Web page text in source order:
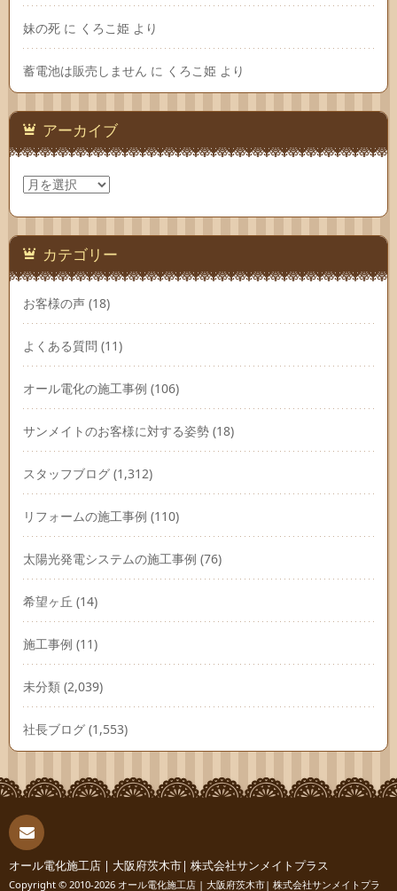
妹の死 に くろこ姫 より
蓄電池は販売しません に くろこ姫 より
アーカイブ
ア
ー
カ
イ
ブ カテゴリー
お客様の声 (18)
よくある質問 (11)
オール電化の施工事例 (106)
サンメイトのお客様に対する姿勢 (18)
スタッフブログ (1,312)
リフォームの施工事例 (110)
太陽光発電システムの施工事例 (76)
希望ヶ丘 (14)
施工事例 (11)
未分類 (2,039)
社長ブログ (1,553)
連絡
オール電化施工店 | 大阪府茨木市| 株式会社サンメイトプラス
Copyright © 2010-2026 オール電化施工店 | 大阪府茨木市| 株式会社サンメイトプラ